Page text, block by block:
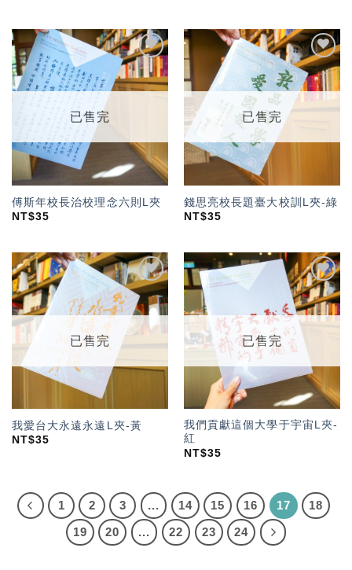
加入
「願
望輕
已售完
傅斯年校長治校理念六則L夾
NT$35
加入
「願
望輕
單」
已售完
錢思亮校長題臺大校訓L夾-綠
NT$35
加入
「願
望輕
單」
已售完
我愛台大永遠永遠L夾-黃
NT$35
加入
「願
望輕
已售完
我們貢獻這個大學于宇宙L夾-
紅
NT$35
1 2 3 ... 14 15 16 17
18
19
20 ... 22 23 24